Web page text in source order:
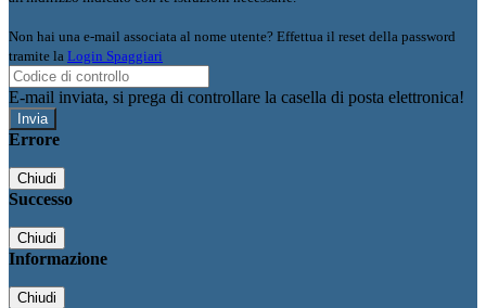
Non hai una e-mail associata al nome utente? Effettua il reset della password
tramite la Login Spaggiari
E-mail inviata, si prega di controllare la casella di posta elettronica!
Errore
Chiudi
Successo
Chiudi
Informazione
Chiudi